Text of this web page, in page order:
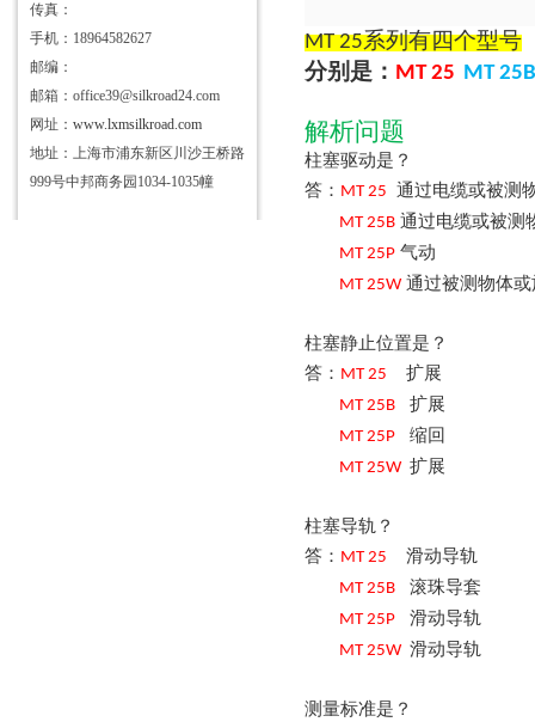
传真：
手机：18964582627
邮编：
邮箱：office39@silkroad24.com
网址： www.lxmsilkroad.com
地址：上海市浦东新区川沙王桥路
999号中邦商务园1034-1035幢
MT25系列有四个型号
分别是： MT25 MT25B
解析问题
柱塞驱动是？
答： MT25 通过电缆或被测
MT25B 通过电缆或被测
MT25P 气动
MT25W 通过被测物体
柱塞静止位置是？
答： MT25 扩展
MT25B 扩展
MT25P 缩回
MT25W 扩展
柱塞导轨？
答： MT25 滑动导轨
MT25B 滚珠导套
MT25P 滑动导轨
MT25W 滑动导轨
测量标准是？